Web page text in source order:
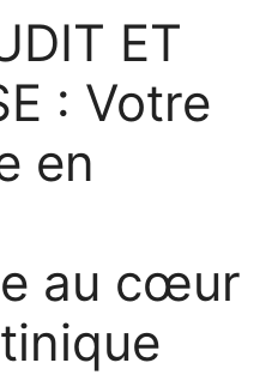
ET
: Votre
en
au cœur